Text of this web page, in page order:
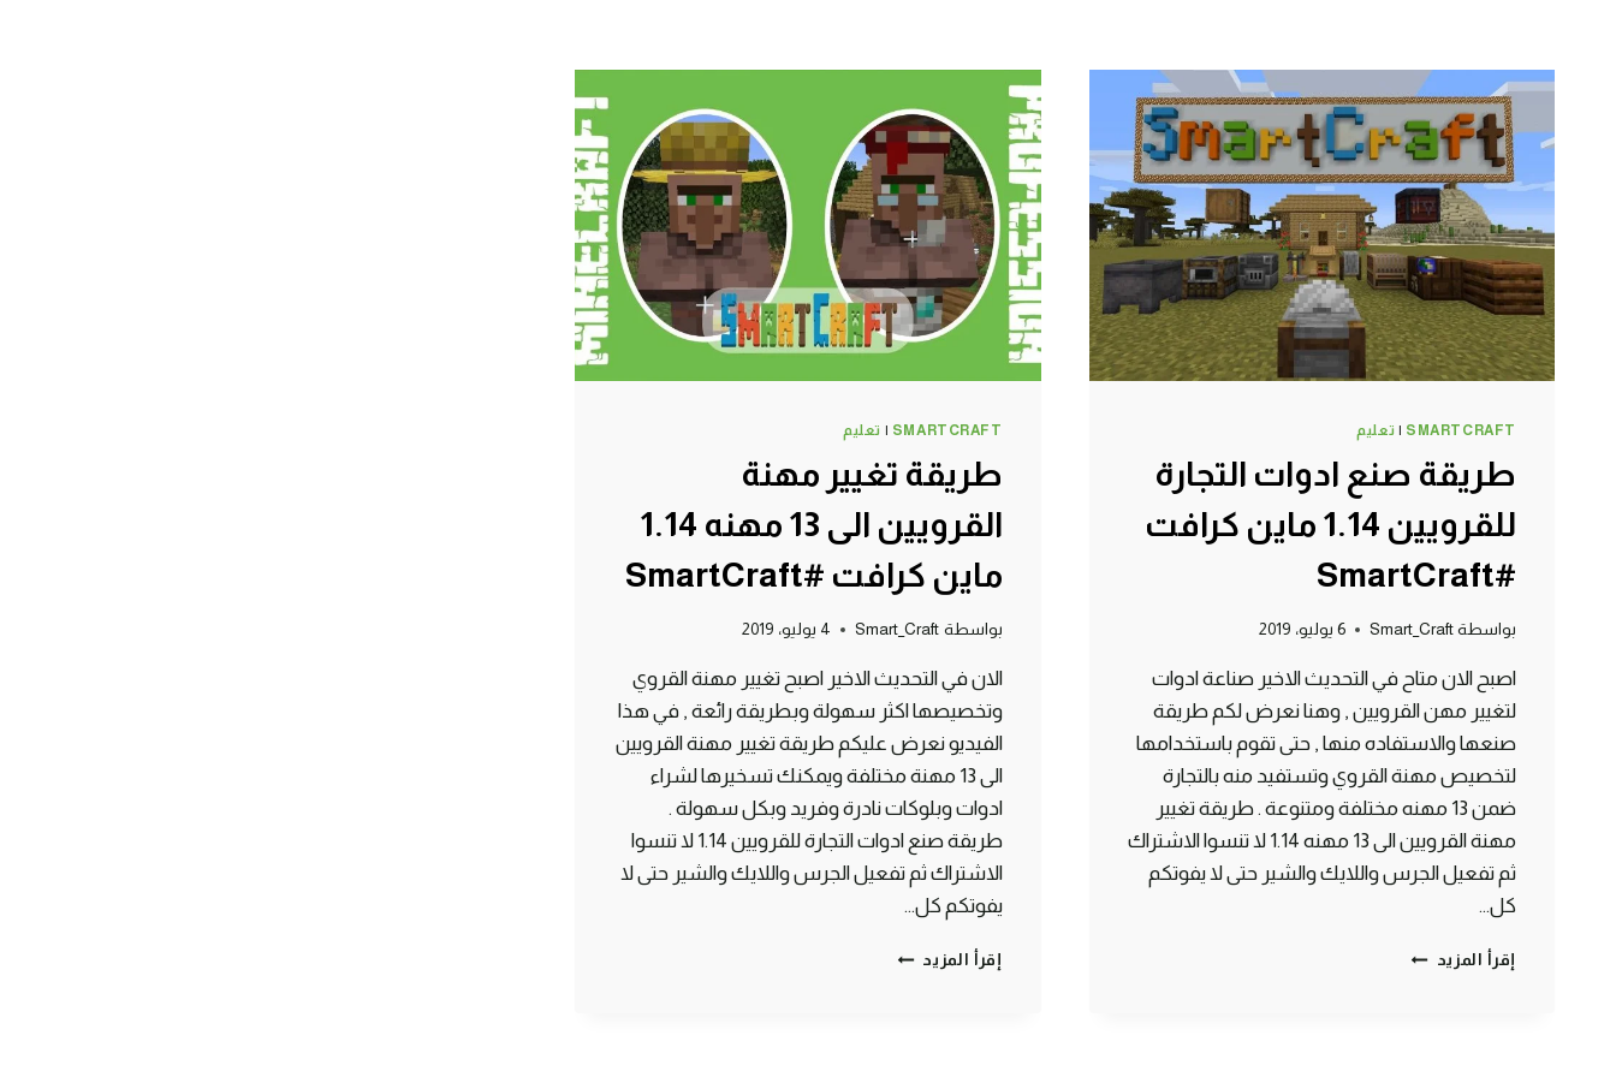
SMARTCRAFT
| تعليم
طريقة صنع ادوات التجارة
للقرويين 1.14 ماين كرافت
#SmartCraft
بواسطة Smart_Craft 6 يوليو، 2019
اصبح الان متاح في التحديث الاخير صناعة ادوات
لتغيير مهن القرويين , وهنا نعرض لكم طريقة
صنعها والاستفاده منها , حتى تقوم باستخدامها
لتخصيص مهنة القروي وتستفيد منه بالتجارة
ضمن 13 مهنه مختلفة ومتنوعة . طريقة تغيير
مهنة القرويين الى 13 مهنه 1.14 لا تنسوا الاشتراك
ثم تفعيل الجرس واللايك والشير حتى لا يفوتكم
كل…
إقرأ المزيد طريقة
SMARTCRAFT
| تعليم
طريقة تغيير مهنة
القرويين الى 13 مهنه 1.14
ماين كرافت #SmartCraft
بواسطة Smart_Craft 4 يوليو، 2019
الان في التحديث الاخير اصبح تغيير مهنة القروي
وتخصيصها اكثر سهولة وبطريقة رائعة , في هذا
الفيديو نعرض عليكم طريقة تغيير مهنة القرويين
الى 13 مهنة مختلفة ويمكنك تسخيرها لشراء
ادوات وبلوكات نادرة وفريد وبكل سهولة .
طريقة صنع ادوات التجارة للقرويين 1.14 لا تنسوا
الاشتراك ثم تفعيل الجرس واللايك والشير حتى لا
يفوتكم كل…
إقرأ المزيد طريقة